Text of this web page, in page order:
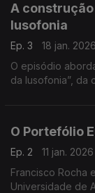
A
lusofonia
Ep. 3
18 jan. 2026
O episódio
da lusofonia”, da
O Portefólio
Ep. 2
11 jan. 2026
Francisco Rocha
Universidade de